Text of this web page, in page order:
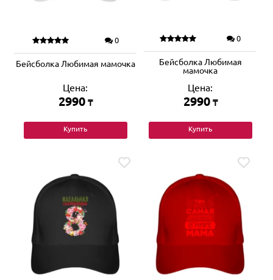
0
Бейсболка Любимая мамочка
Цена:
2990 ₸
Купить
0
Бейсболка Любимая
мамочка
Цена:
2990 ₸
Купить